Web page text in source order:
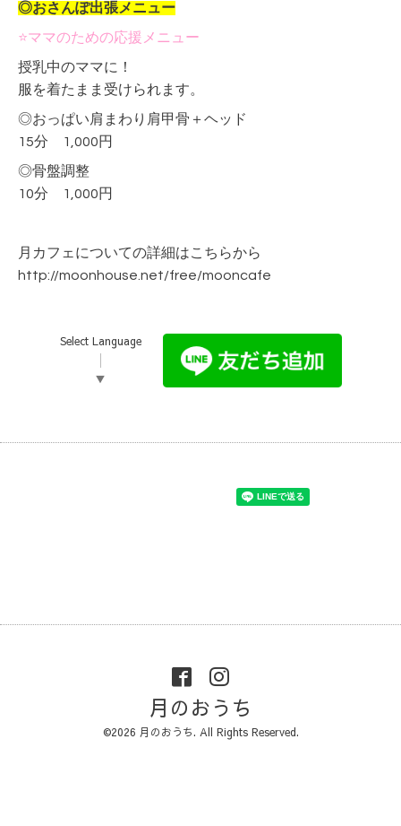
◎おさんぽ出張メニュー
⭐ママのための応援メニュー
授乳中のママに！
服を着たまま受けられます。
◎おっぱい肩まわり肩甲骨＋ヘッド
15分 1,000円
◎骨盤調整
10分 1,000円
月カフェについての詳細はこちらから
http://moonhouse.net/free/mooncafe
Select Language
▼
月のおうち
©2026 月のおうち. All Rights Reserved.